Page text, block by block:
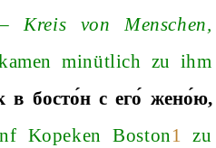
Kreis von Menschen,
minütlich zu
ihm
в босто́н с его́ жено́ю,
nf Kopeken Boston 1
zu